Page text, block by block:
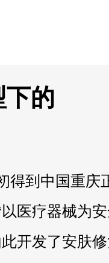
下的
得到中国重庆
医疗器械为
开发了安肤